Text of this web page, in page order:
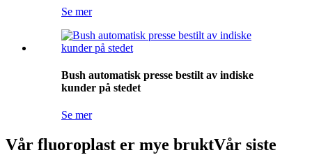
Se mer
Bush automatisk presse bestilt av indiske
kunder på stedet
Se mer
Vår fluoroplast er mye bruktVår siste